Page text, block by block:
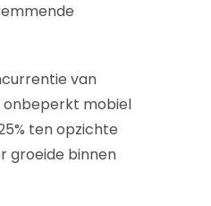
van
onbeperkt mobiel
ten opzichte
groeide binnen